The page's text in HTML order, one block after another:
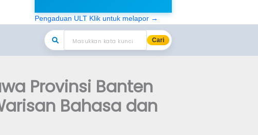
Pengaduan ULT Klik untuk melapor →
Cari
Provinsi Banten
Bahasa dan